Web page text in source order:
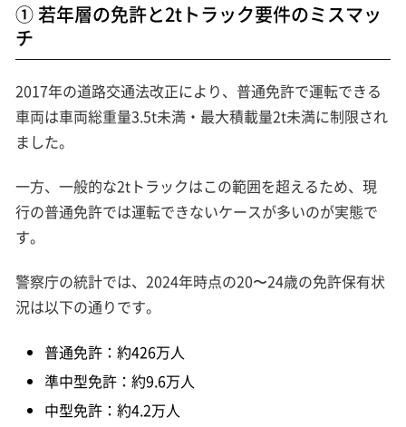
① 若年層の免許と2tトラック要件のミスマッ
チ
2017年の道路交通法改正により、普通免許で運転できる
車両は車両総重量3.5t未満・最大積載量2t未満に制限され
ました。
一方、一般的な2tトラックはこの範囲を超えるため、現
行の普通免許では運転できないケースが多いのが実態で
す。
警察庁の統計では、2024年時点の20〜24歳の免許保有状
況は以下の通りです。
普通免許：約426万人
準中型免許：約9.6万人
中型免許：約4.2万人